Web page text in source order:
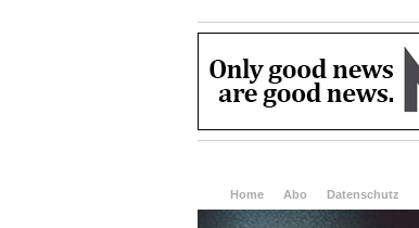
Home Abo Datenschutz